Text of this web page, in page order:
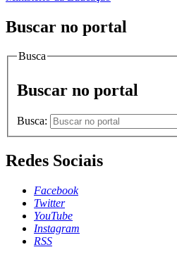
Buscar no portal
Busca
Buscar no portal
Busca:
Redes Sociais
Facebook
Twitter
YouTube
Instagram
RSS